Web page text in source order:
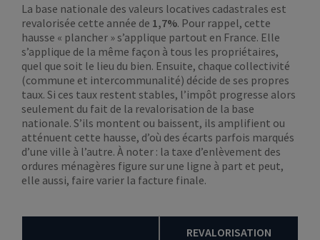
La base nationale des valeurs locatives cadastrales est
revalorisée cette année de 1,7%. Pour rappel, cette
hausse « plancher » s’applique partout en France. Elle
s’applique de la même façon à tous les propriétaires,
quel que soit le lieu du bien. Ensuite, chaque collectivité
(commune et intercommunalité) décide de ses propres
taux. Si ces taux restent stables, l’impôt progresse alors
seulement du fait de la revalorisation de la base
nationale. S’ils montent ou baissent, ils amplifient ou
atténuent cette hausse, d’où des écarts parfois marqués
d’une ville à l’autre. À noter : la taxe d’enlèvement des
ordures ménagères figure sur une ligne à part et peut,
elle aussi, faire varier la facture finale.
REVALORISATION